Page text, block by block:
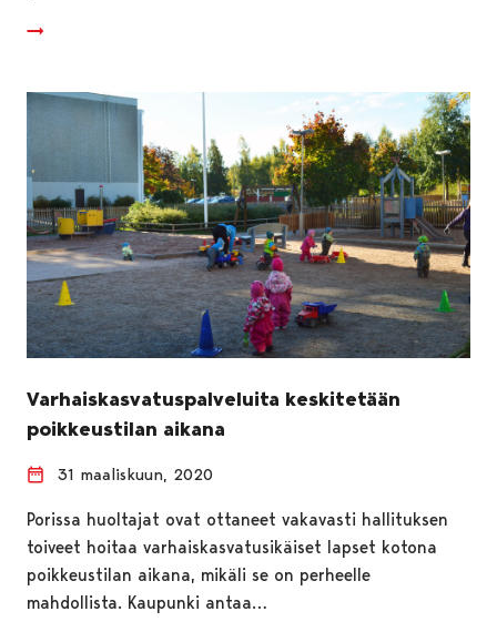
Varhaiskasvatuspalveluita keskitetään
poikkeustilan aikana
31 maaliskuun, 2020
Porissa huoltajat ovat ottaneet vakavasti hallituksen
toiveet hoitaa varhaiskasvatusikäiset lapset kotona
poikkeustilan aikana, mikäli se on perheelle
mahdollista. Kaupunki antaa…